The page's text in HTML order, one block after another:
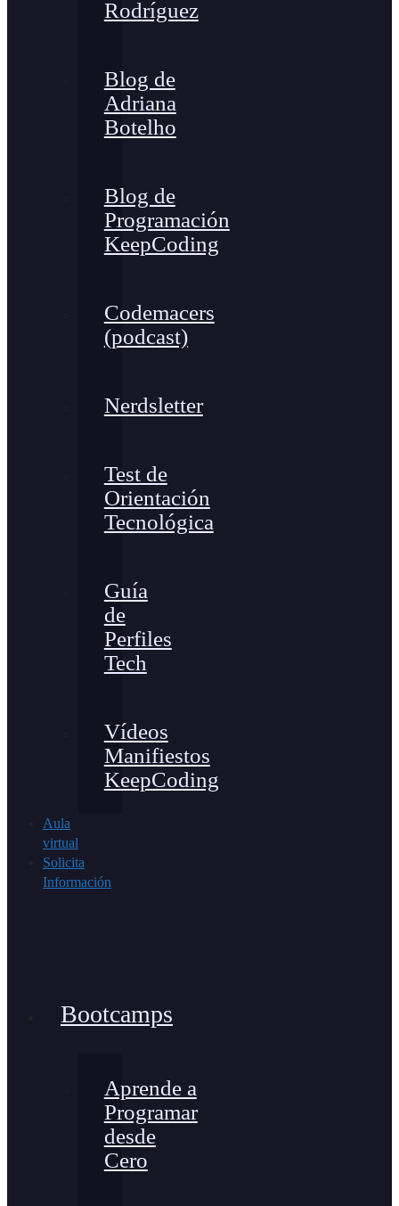
Rodríguez
Blog de
Adriana
Botelho
Blog de
Programación
KeepCoding
Codemacers
(podcast)
Nerdsletter
Test de
Orientación
Tecnológica
Guía
de
Perfiles
Tech
Vídeos
Manifiestos
KeepCoding
Aula
virtual
Solicita
Información
Bootcamps
Aprende a
Programar
desde
Cero